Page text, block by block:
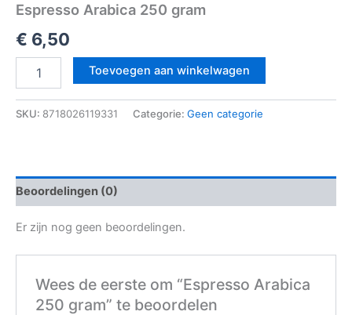
Espresso Arabica 250 gram
€ 6,50
Toevoegen aan winkelwagen
SKU: 8718026119331 Categorie: Geen categorie
Beoordelingen (0)
Er zijn nog geen beoordelingen.
Wees de eerste om “Espresso Arabica
250 gram” te beoordelen